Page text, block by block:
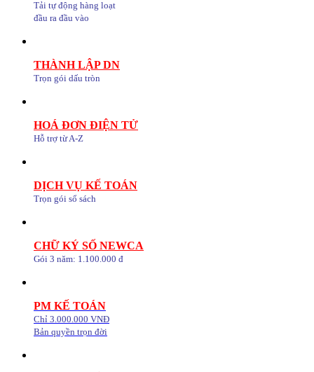
Tải tự động hàng loạt
đầu ra đầu vào
THÀNH LẬP DN
Trọn gói dấu tròn
HOÁ ĐƠN ĐIỆN TỬ
Hỗ trợ từ A-Z
DỊCH VỤ KẾ TOÁN
Trọn gói sổ sách
CHỮ KÝ SỐ NEWCA
Gói 3 năm: 1.100.000 đ
PM KẾ TOÁN
Chỉ 3.000.000 VNĐ
Bản quyền trọn đời